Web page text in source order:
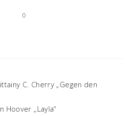
0
C. Cherry „Gegen den
Hoover „Layla“